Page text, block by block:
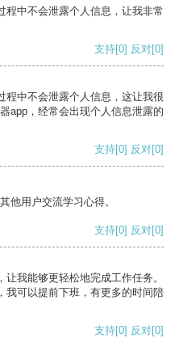
程中不会泄露个人信息，让我非常
支持[0] 反对[0]
程中不会泄露个人信息，这让我很
app，经常会出现个人信息泄露的
支持[0] 反对[0]
他用户交流学习心得。
支持[0] 反对[0]
我能够更轻松地完成工作任务。
我可以提前下班，有更多的时间陪
支持[0] 反对[0]